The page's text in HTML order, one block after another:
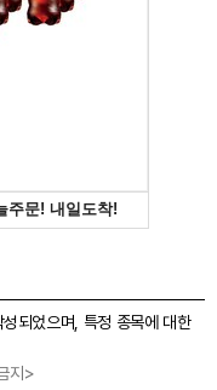
되었으며, 특정 종목에 대한
지>